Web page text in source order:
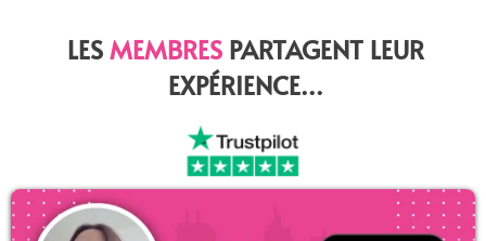
LESMEMBRES PARTAGENT LEUR
EXPÉRIENCE...